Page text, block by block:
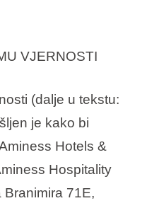
VJERNOSTI
(dalje u tekstu:
je kako bi
Hotels &
Hospitality
Branimira 71E,